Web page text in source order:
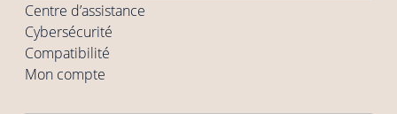
Centre d’assistance
Cybersécurité
Compatibilité
Mon compte